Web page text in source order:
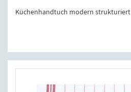
Küchenhandtuch modern strukturiert